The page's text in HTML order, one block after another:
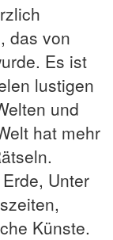
das von
Es ist
lustigen
und
hat mehr
Unter
Künste.